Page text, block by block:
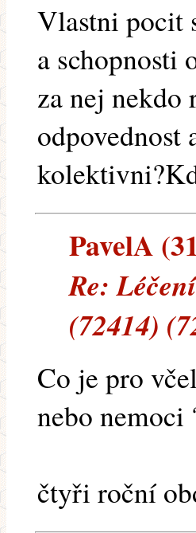
Vlastni pocit
a schopnosti
za nej nekdo
odpovednost
PavelA
Re:
(72414)
Co je pro
nebo nemoci
čtyři roční